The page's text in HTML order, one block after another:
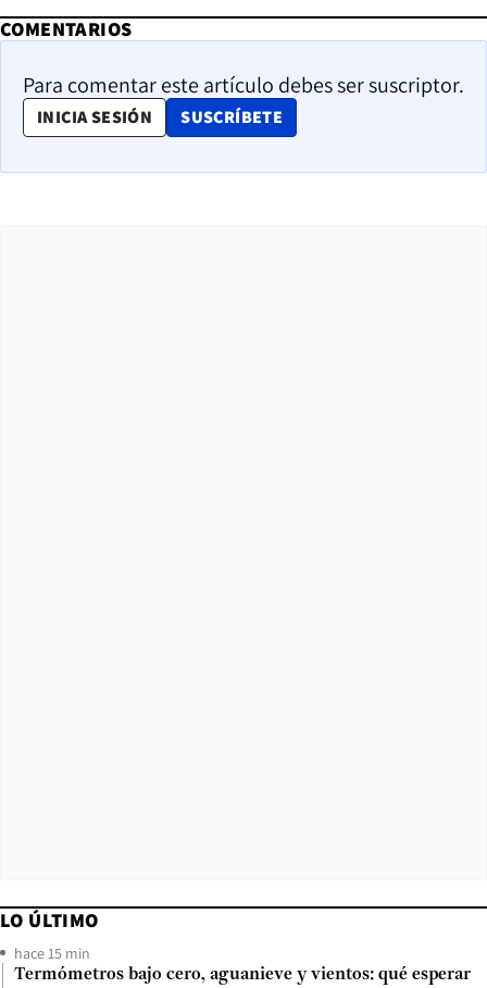
COMENTARIOS
Para comentar este artículo debes ser suscriptor.
INICIA SESIÓN SUSCRÍBETE
OPENS IN NEW WINDOW
LO ÚLTIMO
hace 15 min
Termómetros bajo cero, aguanieve y vientos: qué esperar